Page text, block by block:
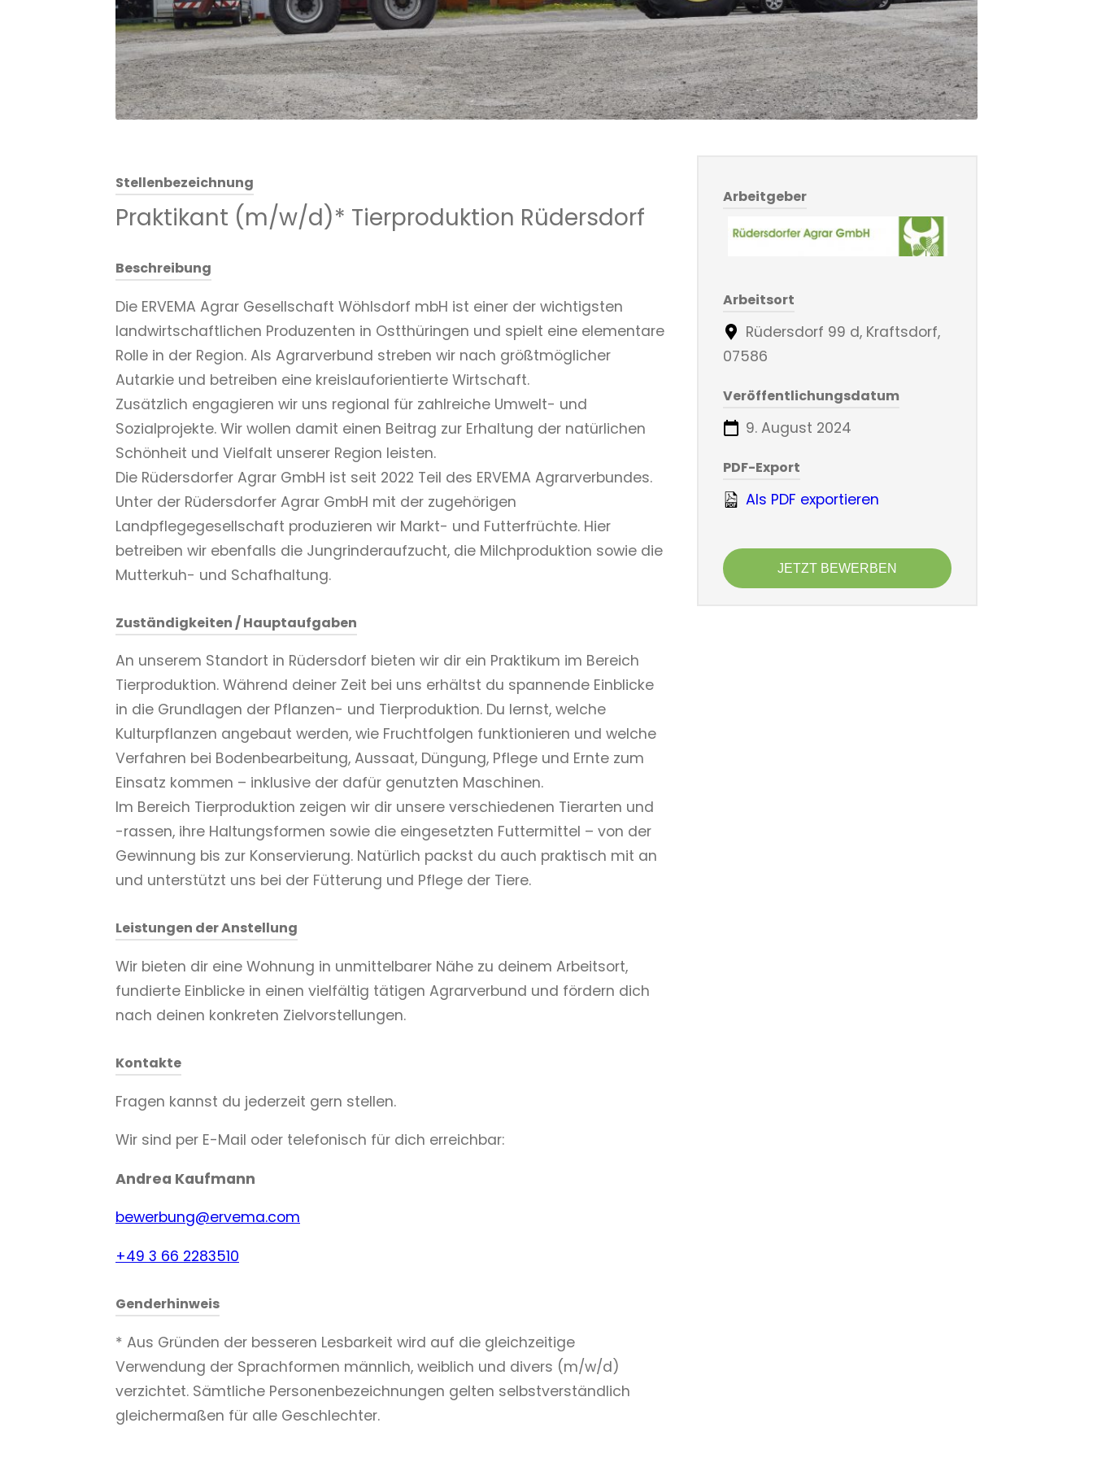
Stellenbezeichnung
Praktikant (m/w/d)* Tierproduktion Rüdersdorf
Beschreibung
Die ERVEMA Agrar Gesellschaft Wöhlsdorf mbH ist einer der wichtigsten
landwirtschaftlichen Produzenten in Ostthüringen und spielt eine elementare
Rolle in der Region. Als Agrarverbund streben wir nach größtmöglicher
Autarkie und betreiben eine kreislauforientierte Wirtschaft.
Zusätzlich engagieren wir uns regional für zahlreiche Umwelt- und
Sozialprojekte. Wir wollen damit einen Beitrag zur Erhaltung der natürlichen
Schönheit und Vielfalt unserer Region leisten.
Die Rüdersdorfer Agrar GmbH ist seit 2022 Teil des ERVEMA Agrarverbundes.
Unter der Rüdersdorfer Agrar GmbH mit der zugehörigen
Landpflegegesellschaft produzieren wir Markt- und Futterfrüchte. Hier
betreiben wir ebenfalls die Jungrinderaufzucht, die Milchproduktion sowie die
Mutterkuh- und Schafhaltung.
Zuständigkeiten / Hauptaufgaben
An unserem Standort in Rüdersdorf bieten wir dir ein Praktikum im Bereich
Tierproduktion. Während deiner Zeit bei uns erhältst du spannende Einblicke
in die Grundlagen der Pflanzen- und Tierproduktion. Du lernst, welche
Kulturpflanzen angebaut werden, wie Fruchtfolgen funktionieren und welche
Verfahren bei Bodenbearbeitung, Aussaat, Düngung, Pflege und Ernte zum
Einsatz kommen – inklusive der dafür genutzten Maschinen.
Im Bereich Tierproduktion zeigen wir dir unsere verschiedenen Tierarten und
-rassen, ihre Haltungsformen sowie die eingesetzten Futtermittel – von der
Gewinnung bis zur Konservierung. Natürlich packst du auch praktisch mit an
und unterstützt uns bei der Fütterung und Pflege der Tiere.
Leistungen der Anstellung
Wir bieten dir eine Wohnung in unmittelbarer Nähe zu deinem Arbeitsort,
fundierte Einblicke in einen vielfältig tätigen Agrarverbund und fördern dich
nach deinen konkreten Zielvorstellungen.
Kontakte
Fragen kannst du jederzeit gern stellen.
Wir sind per E-Mail oder telefonisch für dich erreichbar:
Andrea Kaufmann
bewerbung@ervema.com
+49 3 66 2283510
Genderhinweis
* Aus Gründen der besseren Lesbarkeit wird auf die gleichzeitige
Verwendung der Sprachformen männlich, weiblich und divers (m/w/d)
verzichtet. Sämtliche Personenbezeichnungen gelten selbstverständlich
gleichermaßen für alle Geschlechter.
Arbeitgeber
Arbeitsort
Rüdersdorf 99 d, Kraftsdorf,
07586
Veröffentlichungsdatum
9. August 2024
PDF-Export
Als PDF exportieren
JETZT BEWERBEN